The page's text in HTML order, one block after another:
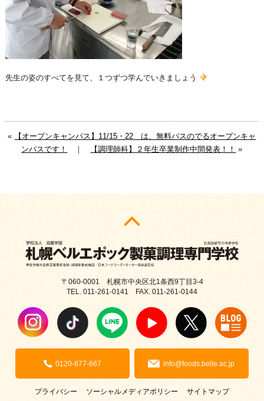
先生の姿のすべてを見て、１つずつ学んでいきましょう
«
【オープンキャンパス】11/15・22 は、無料バスのでるオープンキャ
ンパスです！
｜ 【調理師科】２年生卒業制作中間発表！！ »
〒060-0001 札幌市中央区北1条西9丁目3-4
TEL. 011-261-0141 FAX. 011-261-0144
0120-877-667 info@foods.belle.ac.jp
プライバシー ソーシャルメディアポリシー サイトマップ